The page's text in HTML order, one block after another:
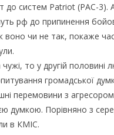
систем Patriot (PAC-3).
рф до припинення
воно чи не так, покаже
то у другій половині
громадської
перемовини з
думкою. Порівняно з
в КМІС.